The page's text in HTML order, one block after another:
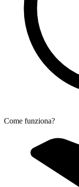
Come funziona?